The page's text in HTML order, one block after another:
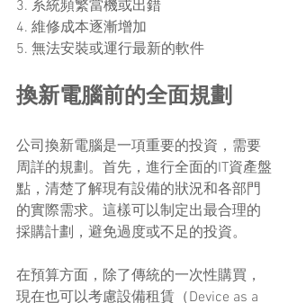
3. 系統頻繁當機或出錯
4. 維修成本逐漸增加
5. 無法安裝或運行最新的軟件
換新電腦前的全面規劃
公司換新電腦是一項重要的投資，需要
周詳的規劃。首先，進行全面的IT資產盤
點，清楚了解現有設備的狀況和各部門
的實際需求。這樣可以制定出最合理的
採購計劃，避免過度或不足的投資。
在預算方面，除了傳統的一次性購買，
現在也可以考慮設備租賃（Device as a